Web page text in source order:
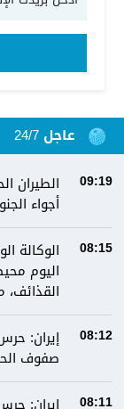
عاجل 24/7
09:19
الطيران
أجواء
08:15
الوكالة
اليوم
القذائف،
08:12
إيران:
صفوف
08:11